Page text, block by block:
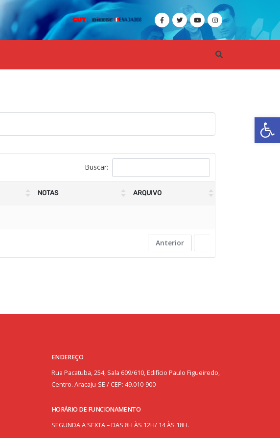
Buscar:
NOTAS ARQUIVO
Anterior
ENDEREÇO
Rua Pacatuba, 254, Sala 609/610, Edifício Paulo Figueiredo,
Centro. Aracaju-SE / CEP: 49.010-900
HORÁRIO DE FUNCIONAMENTO
SEGUNDA A SEXTA – DAS 8H ÀS 12H/ 14 ÀS 18H.